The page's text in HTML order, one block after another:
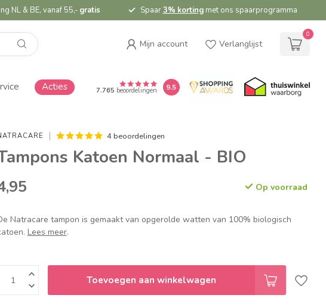
NL & BE, vanaf 55,- gratis Spaar3% kortingmet ons spaarprogramma
Mijn account Verlanglijst
0
Acties 7.765 beoordelingen 9.5
4 beoordelingen
Katoen Normaal - BIO
Op voorraad
Natracare tampon is gemaakt van opgerolde watten van 100% biologisch
Lees meer.
Toevoegen aan winkelwagen